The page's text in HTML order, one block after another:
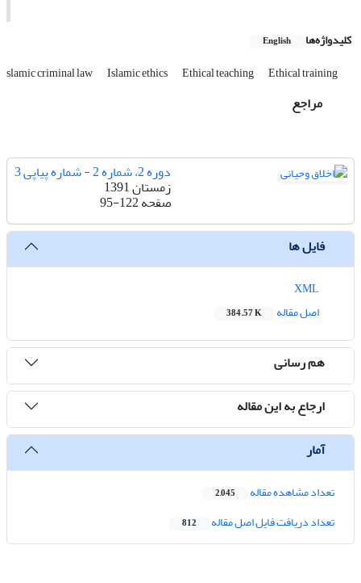
کلیدواژه‌ها English
slamic criminal law Islamic ethics Ethical teaching Ethical training
مراجع
دوره 2، شماره 2 - شماره پیاپی 3
زمستان 1391
صفحه95-122
فایل ها
اصل مقاله
384.57 K
هم رسانی
ارجاع به این مقاله
آمار
تعداد مشاهده مقاله 2,045
تعداد دریافت فایل اصل مقاله 812